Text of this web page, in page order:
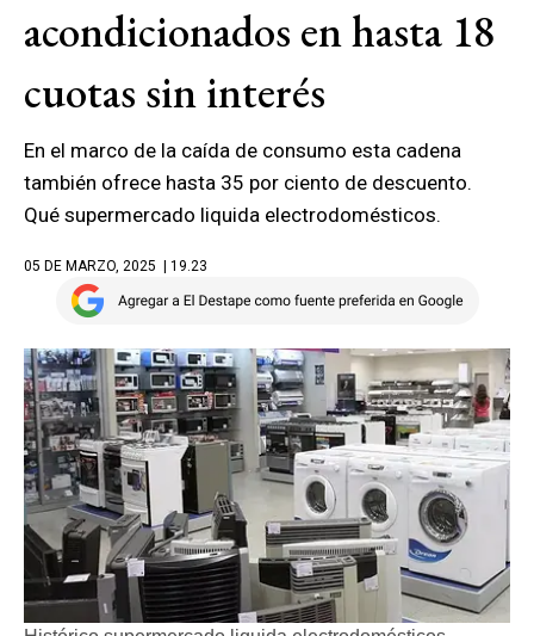
acondicionados en hasta 18
cuotas sin interés
En el marco de la caída de consumo esta cadena
también ofrece hasta 35 por ciento de descuento.
Qué supermercado liquida electrodomésticos.
05 DE MARZO, 2025 | 19.23